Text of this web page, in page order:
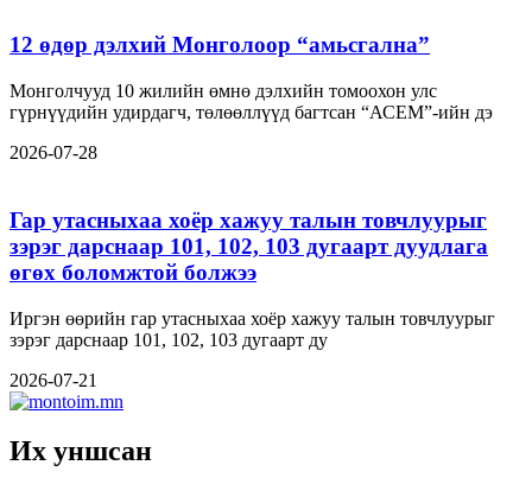
12 өдөр дэлхий Монголоор “амьсгална”
Монголчууд 10 жилийн өмнө дэлхийн томоохон улс
гүрнүүдийн удирдагч, төлөөллүүд багтсан “АСЕМ”-ийн дэ
2026-07-28
Гар утасныхаа хоёр хажуу талын товчлуурыг
зэрэг дарснаар 101, 102, 103 дугаарт дуудлага
өгөх боломжтой болжээ
Иргэн өөрийн гар утасныхаа хоёр хажуу талын товчлуурыг
зэрэг дарснаар 101, 102, 103 дугаарт ду
2026-07-21
Их уншсан